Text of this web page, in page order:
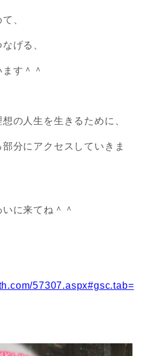
、
げる、
す＾＾
の人生を生きるために、
分にアクセスしていきま
に来てね＾＾
57307.aspx#gsc.tab=